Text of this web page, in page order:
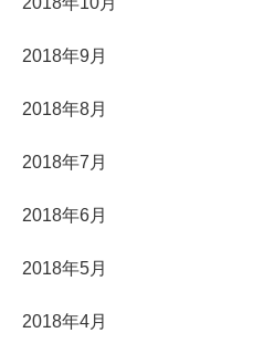
2018年9月
2018年8月
2018年7月
2018年6月
2018年5月
2018年4月